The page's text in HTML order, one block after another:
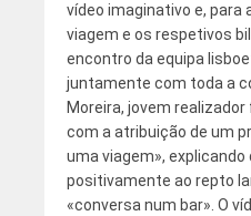
vídeo imaginativo e, para
viagem e os respetivos
encontro da equipa
juntamente com toda a
Moreira, jovem
com a atribuição de um
uma viagem», explicando
positivamente ao repto
«conversa num bar». O